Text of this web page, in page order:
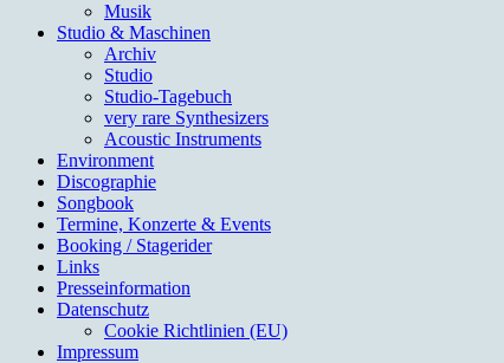
Musik
Studio & Maschinen
Archiv
Studio
Studio-Tagebuch
very rare Synthesizers
Acoustic Instruments
Environment
Discographie
Songbook
Termine, Konzerte & Events
Booking / Stagerider
Links
Presseinformation
Datenschutz
Cookie Richtlinien (EU)
Impressum